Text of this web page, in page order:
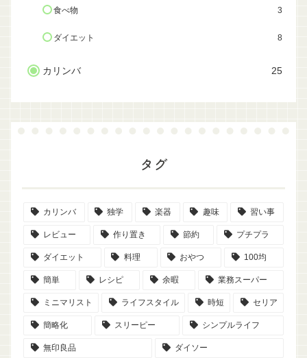
食べ物 3
ダイエット 8
カリンバ 25
タグ
カリンバ 独学 楽器 趣味 習い事
レビュー 作り置き 節約 プチプラ
ダイエット 料理 おやつ 100均
簡単 レシピ 余暇 業務スーパー
ミニマリスト ライフスタイル 時短 セリア
簡略化 スリーピー シンプルライフ
無印良品 ダイソー